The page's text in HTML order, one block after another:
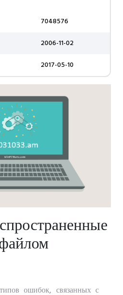
7048576
2006-11-02
2017-05-10
ошибок, связанных с